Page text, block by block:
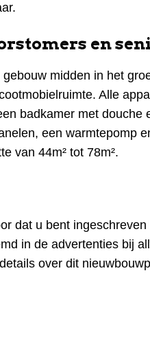
en
midden in het
Alle
badkamer met douche
een warmtepomp
van 44m² tot 78m².
dat u bent
in de advertenties bij
over dit